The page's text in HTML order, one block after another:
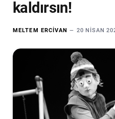
kaldırsın!
MELTEM ERCIVAN 20 NISAN